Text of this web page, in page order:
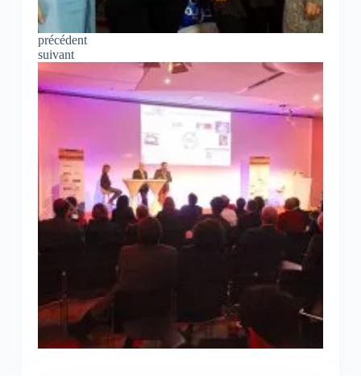
précédent
suivant